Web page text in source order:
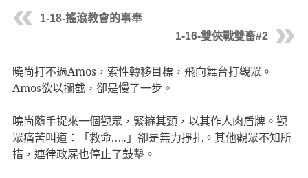
1-18-搖滾教會的事奉
1-16-雙俠戰雙畜#2
曉尚打不過Amos，索性轉移目標，飛向舞台打觀眾。
Amos欲以攔截，卻是慢了一步。
曉尚隨手捉來一個觀眾，緊箍其頸，以其作人肉盾牌。觀
眾痛苦叫道：「救命…..」卻是無力掙扎。其他觀眾不知所
措，連律政屍也停止了鼓擊。